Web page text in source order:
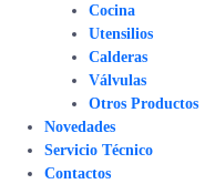
Cocina
Utensilios
Calderas
Válvulas
Otros Productos
Novedades
Servicio Técnico
Contactos